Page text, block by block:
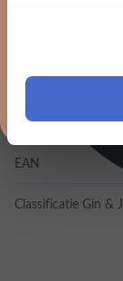
18
Inhoud
Land van herkomst
EAN
Classificatie Gin &